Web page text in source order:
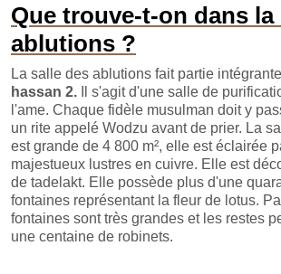
Que trouve-t-on dans la
ablutions ?
La salle des ablutions fait partie
hassan 2.
Il s'agit d'une salle de
l'ame. Chaque fidèle musulman doit y
un rite appelé Wodzu avant de prier. La
est grande de 4 800 m², elle est éclairée
majestueux lustres en cuivre. Elle est
de tadelakt. Elle possède plus d'une
fontaines représentant la fleur de lotus.
fontaines sont très grandes et les restes
une centaine de robinets.